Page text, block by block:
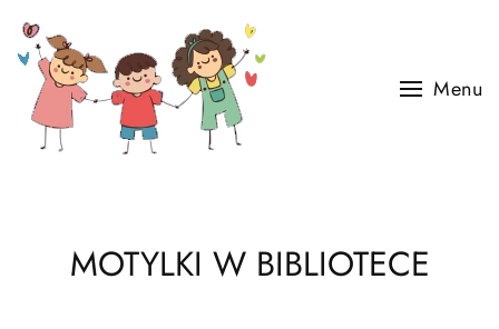
Skip to main content
Menu
MOTYLKI W BIBLIOTECE